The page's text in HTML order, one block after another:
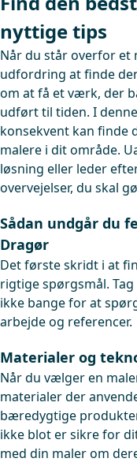
nyttige tips
Når du står overfor et
udfordring at finde
om at få et værk, der
udført til tiden. I
konsekvent kan finde
malere i dit område.
løsning eller leder
overvejelser, du skal
Sådan undgår du
Dragør
Det første skridt i at
rigtige spørgsmål.
ikke bange for at
arbejde og referencer.
Materialer og
Når du vælger en
materialer der
bæredygtige
ikke blot er sikre for
med din maler om